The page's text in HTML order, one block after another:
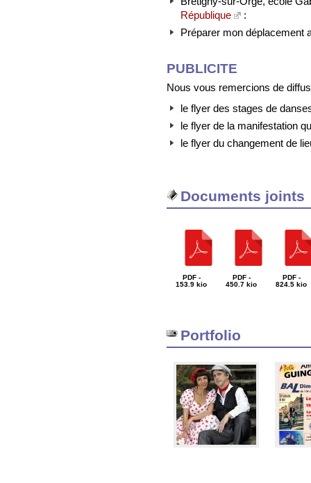
République
:
Préparer mon déplacement
PUBLICITE
Nous vous remercions de
le flyer des stages de
le flyer de la manifestation
le flyer du changement de
Documents joints
PDF -
153.9 kio
PDF -
450.7 kio
PDF -
824.5 kio
Portfolio